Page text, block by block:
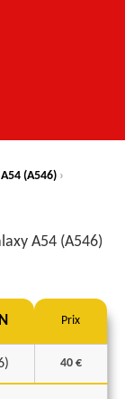
(A546) ›
A54 (A546)
Prix
40 €